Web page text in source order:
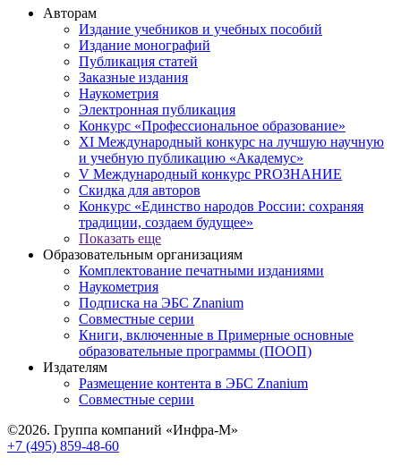
Авторам
Издание учебников и учебных пособий
Издание монографий
Публикация статей
Заказные издания
Наукометрия
Электронная публикация
Конкурс «Профессиональное образование»
XI Международный конкурс на лучшую научную
и учебную публикацию «Академус»
V Международный конкурс PROЗНАНИЕ
Скидка для авторов
Конкурс «Единство народов России: сохраняя
традиции, создаем будущее»
Показать еще
Образовательным организациям
Комплектование печатными изданиями
Наукометрия
Подписка на ЭБС Znanium
Совместные серии
Книги, включенные в Примерные основные
образовательные программы (ПООП)
Издателям
Размещение контента в ЭБС Znanium
Совместные серии
©2026. Группа компаний «Инфра-М»
+7 (495) 859-48-60